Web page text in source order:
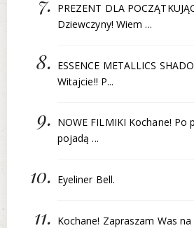
PREZENT DLA
Dziewczyny! Wiem ...
ESSENCE METALLICS
Witajcie!! P...
NOWE FILMIKI Kochane! Po
pojadą ...
Eyeliner Bell.
Kochane! Zapraszam Was